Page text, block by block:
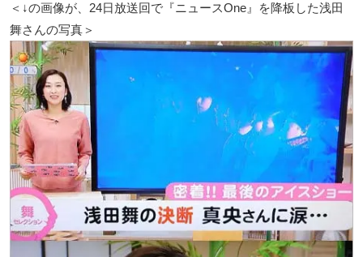
＜↓の画像が、24日放送回で『ニュースOne』を降板した浅田
舞さんの写真＞